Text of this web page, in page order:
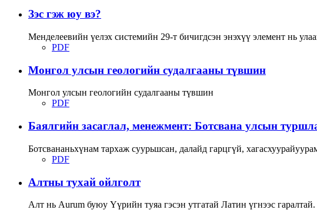
Зэс гэж юу вэ?
Менделеевийн үелэх системийн 29-т бичигдсэн энэхүү элемент нь
PDF
Монгол улсын геологийн судалгааны түвшин
Монгол улсын геологийн судалгааны түвшин
PDF
Баялгийн засаглал, менежмент: Ботсвана улсын
Ботсвананьхүнам тархаж суурьшсан, далайд гарцгүй,
PDF
Алтны тухай ойлголт
Алт нь Аurum буюу Үүрийн туяа гэсэн утгатай Латин үгнээс